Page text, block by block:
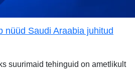
nüüd Saudi Araabia juhitud
suurimaid tehinguid on ametlikult